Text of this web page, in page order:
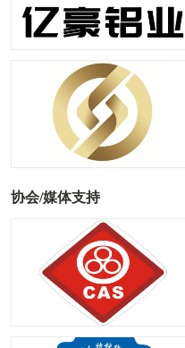
协会/媒体支持